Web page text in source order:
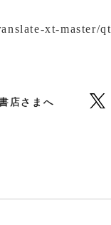
xt-master/
店さまへ